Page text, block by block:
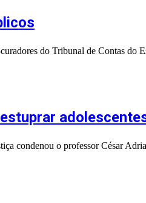
do Tribunal de Contas
condenou o professor César